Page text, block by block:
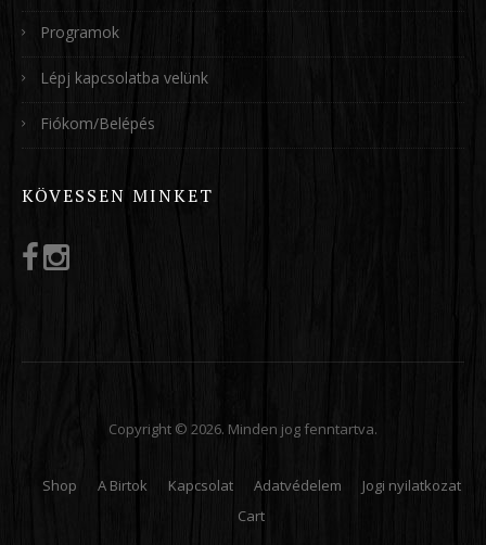
Programok
Lépj kapcsolatba velünk
Fiókom/Belépés
KÖVESSEN MINKET
Copyright © 2026. Minden jog fenntartva.
Shop A Birtok Kapcsolat Adatvédelem
Jogi nyilatkozat
Cart